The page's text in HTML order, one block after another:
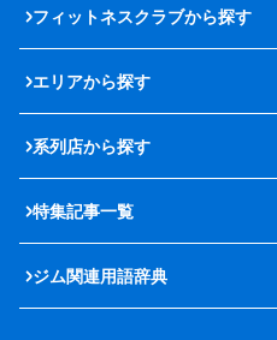
フィットネスクラブから探す
エリアから探す
系列店から探す
特集記事一覧
ジム関連用語辞典